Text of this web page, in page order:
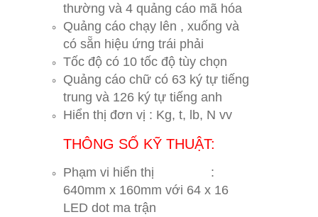
thường và 4 quảng cáo mã hóa
Quảng cáo chạy lên , xuống và
có sẵn hiệu ứng trái phải
Tốc độ có 10 tốc độ tùy chọn
Quảng cáo chữ có 63 ký tự tiếng
trung và 126 ký tự tiếng anh
Hiển thị đơn vị : Kg, t, lb, N vv
THÔNG SỐ KỸ THUẬT:
Phạm vi hiển thị :
640mm x 160mm với 64 x 16
LED dot ma trận